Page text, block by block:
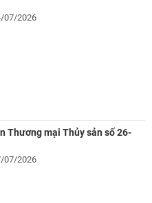
07/2026
Thương mại Thủy sản số 26-
07/2026